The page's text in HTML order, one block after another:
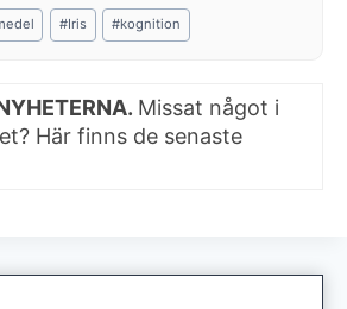
#Iris #kognition
Missat något i
Här finns de senaste